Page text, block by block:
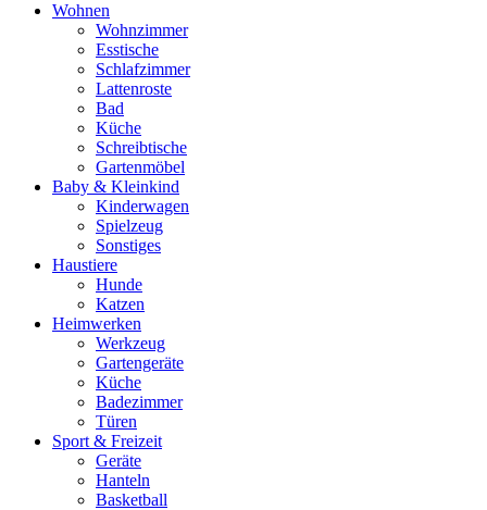
Wohnen
Wohnzimmer
Esstische
Schlafzimmer
Lattenroste
Bad
Küche
Schreibtische
Gartenmöbel
Baby & Kleinkind
Kinderwagen
Spielzeug
Sonstiges
Haustiere
Hunde
Katzen
Heimwerken
Werkzeug
Gartengeräte
Küche
Badezimmer
Türen
Sport & Freizeit
Geräte
Hanteln
Basketball